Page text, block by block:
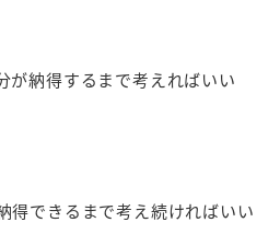
が納得するまで考えればいい
得できるまで考え続ければいい